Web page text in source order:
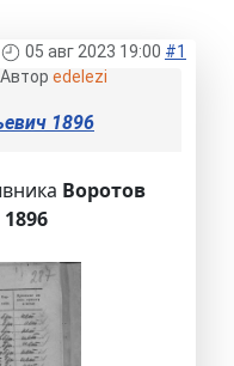
05 авг 2023 19:00 #1
Автор edelezi
1896
Воротов